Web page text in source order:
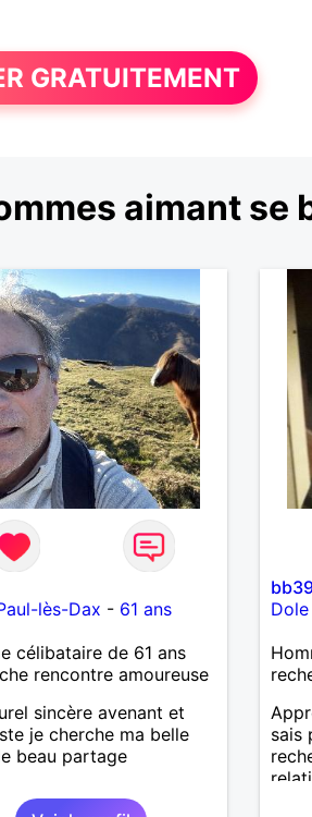
GRATUITEMENT
aimant se
lès-Dax - 61 ans
célibataire de 61 ans
rencontre amoureuse
sincère avenant et
je cherche ma belle
beau partage
Dole
sais